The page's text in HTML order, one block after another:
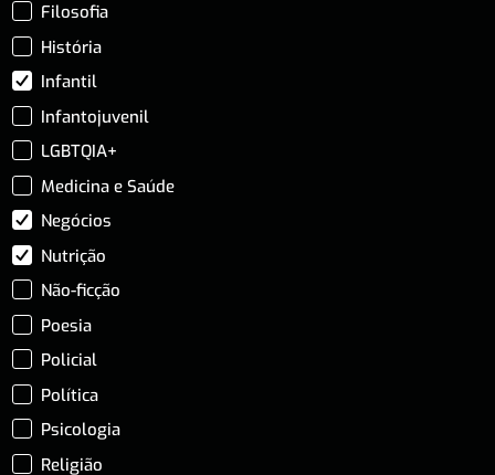
Filosofia
História
Infantil
Infantojuvenil
LGBTQIA+
Medicina e Saúde
Negócios
Nutrição
Não-ficção
Poesia
Policial
Política
Psicologia
Religião